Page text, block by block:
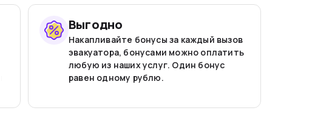
Выгодно
Накапливайте бонусы за каждый вызов
эвакуатора, бонусами можно оплатить
любую из наших услуг. Один бонус
равен одному рублю.